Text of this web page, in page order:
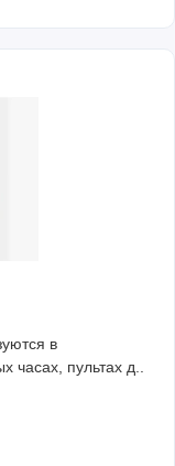
в
часах, пультах д..